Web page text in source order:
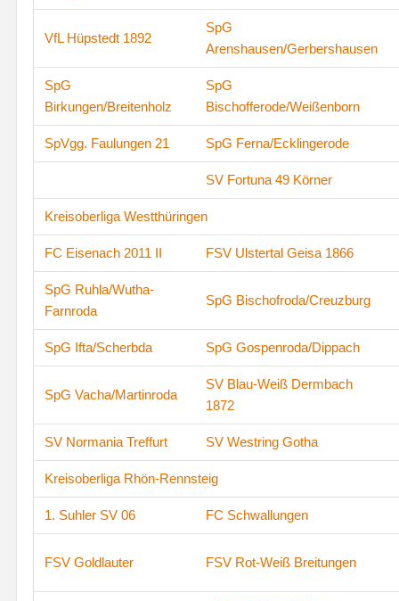
VfL Hüpstedt 1892
SpG
Arenshausen/Gerbershausen
SpG
Birkungen/Breitenholz
SpG
Bischofferode/Weißenborn
SpVgg. Faulungen 21 SpG Ferna/Ecklingerode
SV Fortuna 49 Körner
Kreisoberliga Westthüringen
FC Eisenach 2011 II FSV Ulstertal Geisa 1866
SpG Ruhla/Wutha-
Farnroda
SpG Bischofroda/Creuzburg
SpG Ifta/Scherbda SpG Gospenroda/Dippach
SpG Vacha/Martinroda
SV Blau-Weiß Dermbach
1872
SV Normania Treffurt SV Westring Gotha
Kreisoberliga Rhön-Rennsteig
1. Suhler SV 06 FC Schwallungen
FSV Goldlauter FSV Rot-Weiß Breitungen